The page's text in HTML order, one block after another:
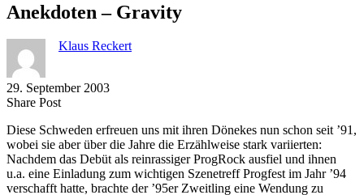
Anekdoten – Gravity
Klaus Reckert
29. September 2003
Share PostShare
Facebook
Copy
to
clipboard
Send
via
eMail
Diese Schweden erfreuen uns mit ihren Dönekes nun schon seit ’91,
wobei sie aber über die Jahre die Erzählweise stark variierten:
Nachdem das Debüt als reinrassiger ProgRock ausfiel und ihnen
u.a. eine Einladung zum wichtigen Szenetreff Progfest im Jahr ’94
verschafft hatte, brachte der ’95er Zweitling eine Wendung zu